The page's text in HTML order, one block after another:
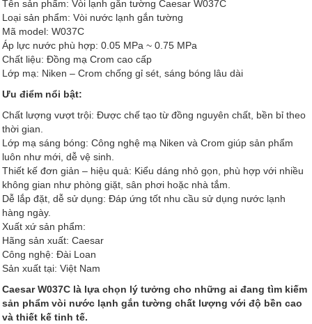
Tên sản phẩm: Vòi lạnh gắn tường Caesar W037C
Loại sản phẩm: Vòi nước lạnh gắn tường
Mã model: W037C
Áp lực nước phù hợp: 0.05 MPa ~ 0.75 MPa
Chất liệu: Đồng mạ Crom cao cấp
Lớp mạ: Niken – Crom chống gỉ sét, sáng bóng lâu dài
Ưu điểm nổi bật:
Chất lượng vượt trội: Được chế tạo từ đồng nguyên chất, bền bỉ theo
thời gian.
Lớp mạ sáng bóng: Công nghệ mạ Niken và Crom giúp sản phẩm
luôn như mới, dễ vệ sinh.
Thiết kế đơn giản – hiệu quả: Kiểu dáng nhỏ gọn, phù hợp với nhiều
không gian như phòng giặt, sân phơi hoặc nhà tắm.
Dễ lắp đặt, dễ sử dụng: Đáp ứng tốt nhu cầu sử dụng nước lạnh
hàng ngày.
Xuất xứ sản phẩm:
Hãng sản xuất: Caesar
Công nghệ: Đài Loan
Sản xuất tại: Việt Nam
Caesar W037C là lựa chọn lý tưởng cho những ai đang tìm kiếm
sản phẩm vòi nước lạnh gắn tường chất lượng với độ bền cao
và thiết kế tinh tế.